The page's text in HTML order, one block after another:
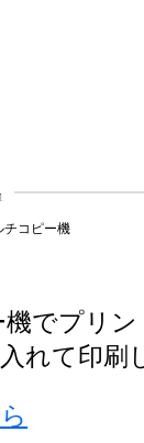
チコピー機
でプリ
れて印刷